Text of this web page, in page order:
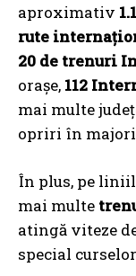
aproximativ
rute
20 de trenuri
orașe, 112
mai multe
opriri în
În plus, pe
mai multe
atingă viteze
special